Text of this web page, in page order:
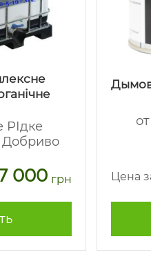
РІдке
Добриво
000 грн Цена